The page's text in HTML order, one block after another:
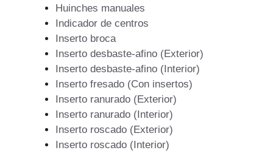
Huinches manuales
Indicador de centros
Inserto broca
Inserto desbaste-afino (Exterior)
Inserto desbaste-afino (Interior)
Inserto fresado (Con insertos)
Inserto ranurado (Exterior)
Inserto ranurado (Interior)
Inserto roscado (Exterior)
Inserto roscado (Interior)